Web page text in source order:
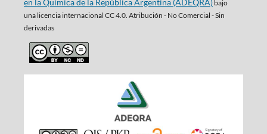
en la Química de la República Argentina (ADEQRA)bajo
una licencia internacional CC 4.0. Atribución - No Comercial - Sin
derivadas